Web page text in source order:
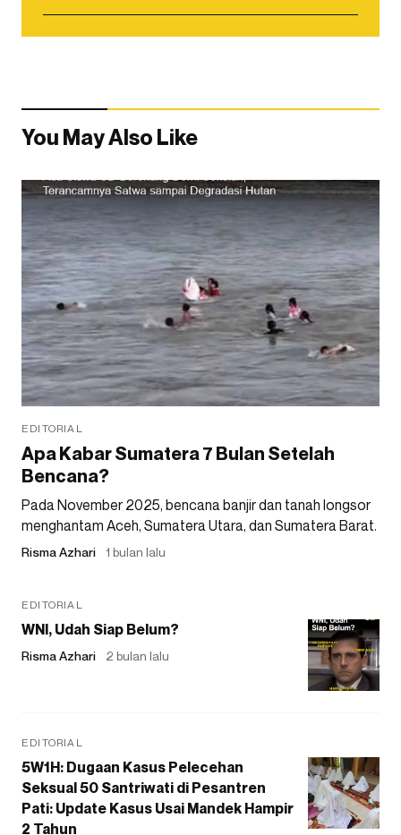
You May Also Like
EDITORIAL
Apa Kabar Sumatera 7 Bulan Setelah
Bencana?
Pada November 2025, bencana banjir dan tanah longsor
menghantam Aceh, Sumatera Utara, dan Sumatera Barat.
Risma Azhari 1 bulan lalu
EDITORIAL
WNI, Udah Siap Belum?
Risma Azhari 2 bulan lalu
EDITORIAL
5W1H: Dugaan Kasus Pelecehan
Seksual 50 Santriwati di Pesantren
Pati: Update Kasus Usai Mandek Hampir
2 Tahun